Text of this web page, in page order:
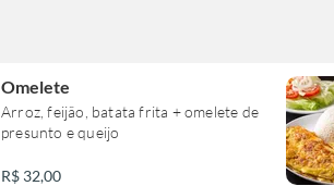
Omelete
Arroz, feijão, batata frita + omelete de
presunto e queijo
R$ 32,00